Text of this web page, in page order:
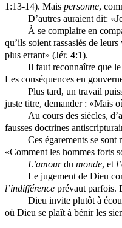
1:13-14). Mais personne,
D’autres auraient dit:
À se complaire en
qu’ils soient rassasiés de
plus errant» (Jér. 4:1).
Il faut reconnaître que le
Les conséquences en
Plus tard, un travail
juste titre, demander : «Mais
Au cours des siècles,
fausses doctrines
Ces égarements se
«Comment les hommes forts
L’amourdu monde, et
Le jugement de Dieu
l’indifférence prévaut parfois.
Dieu invite plutôt à
où Dieu se plaît à bénir les